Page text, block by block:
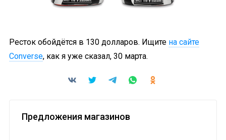
Ресток обойдётся в 130 долларов. Ищите на сайте
Converse, как я уже сказал, 30 марта.
Предложения магазинов